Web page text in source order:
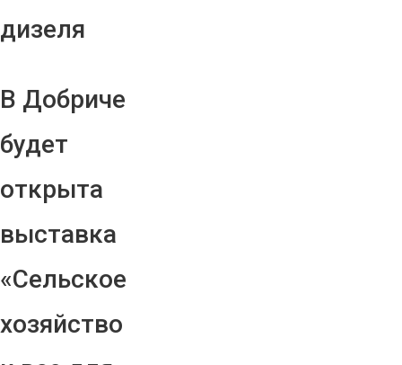
дизеля
В Добриче
будет
открыта
выставка
«Сельское
хозяйство